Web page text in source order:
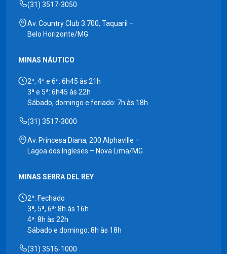
(31) 3517-3050
Av. Country Club 3.700, Taquaril –
Belo Horizonte/MG
MINAS NÁUTICO
2ª, 4ª e 6ª: 6h45 às 21h
3ª e 5ª: 6h45 às 22h
Sábado, domingo e feriado: 7h às 18h
(31) 3517-3000
Av. Princesa Diana, 200 Alphaville –
Lagoa dos Ingleses – Nova Lima/MG
MINAS SERRA DEL REY
2ª: Fechado
3ª, 5ª, 6ª: 8h às 16h
4ª: 8h às 22h
Sábado e domingo: 8h às 18h
(31) 3516-1000